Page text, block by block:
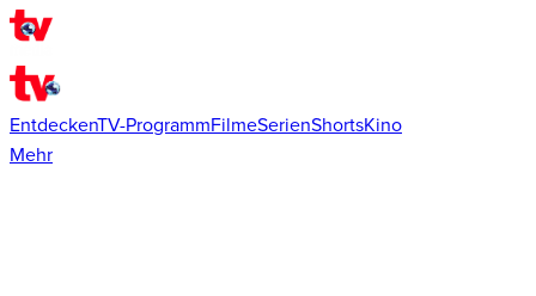
EntdeckenTV-ProgrammFilmeSerienShortsKino
Mehr